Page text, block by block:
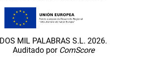
DOS MIL PALABRAS S.L. 2026.
Auditado por ComScore